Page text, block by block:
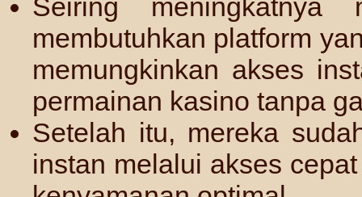
Seiring
membutuhkan platform
memungkinkan akses
permainan kasino tanpa
Setelah itu, mereka
instan melalui akses